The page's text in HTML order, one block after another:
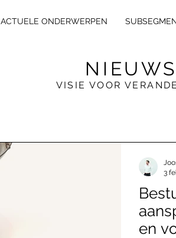
L
ACTUELE ONDERWERPEN
NIEUWS
VISIE VOOR
en
3